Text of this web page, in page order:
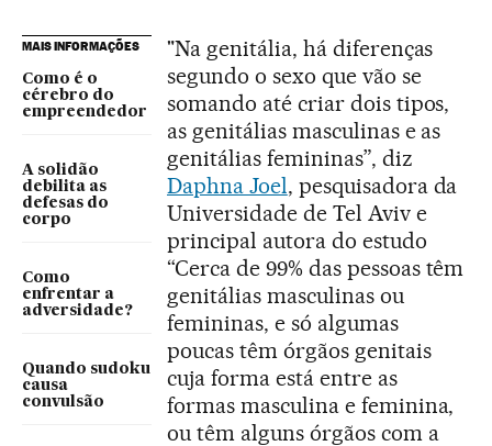
MAIS INFORMAÇÕES
Como é o
cérebro do
empreendedor
A solidão
debilita as
defesas do
corpo
Como
enfrentar a
adversidade?
Quando sudoku
causa
convulsão
"Na genitália, há diferenças
segundo o sexo que vão se
somando até criar dois tipos,
as genitálias masculinas e as
genitálias femininas”, diz
Daphna Joel, pesquisadora da
Universidade de Tel Aviv e
principal autora do estudo
“Cerca de 99% das pessoas têm
genitálias masculinas ou
femininas, e só algumas
poucas têm órgãos genitais
cuja forma está entre as
formas masculina e feminina,
ou têm alguns órgãos com a